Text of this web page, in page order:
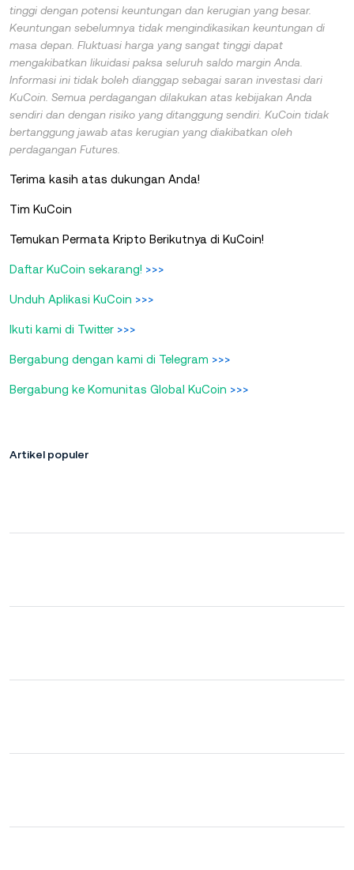
tinggi dengan potensi keuntungan dan kerugian yang besar.
Keuntungan sebelumnya tidak mengindikasikan keuntungan di
masa depan. Fluktuasi harga yang sangat tinggi dapat
mengakibatkan likuidasi paksa seluruh saldo margin Anda.
Informasi ini tidak boleh dianggap sebagai saran investasi dari
KuCoin. Semua perdagangan dilakukan atas kebijakan Anda
sendiri dan dengan risiko yang ditanggung sendiri. KuCoin tidak
bertanggung jawab atas kerugian yang diakibatkan oleh
perdagangan Futures.
Terima kasih atas dukungan Anda!
Tim KuCoin
Temukan Permata Kripto Berikutnya di KuCoin!
Daftar KuCoin sekarang! >>>
Unduh Aplikasi KuCoin >>>
Ikuti kami di Twitter >>>
Bergabung dengan kami di Telegram >>>
Bergabung ke Komunitas Global KuCoin >>>
Artikel populer